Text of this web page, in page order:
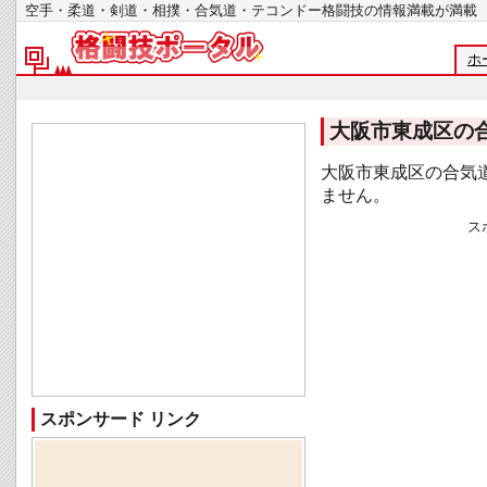
空手・柔道・剣道・相撲・合気道・テコンドー格闘技の情報満載が
ホ
大阪市東成区の
大阪市東成区の合気
ません。
ス
スポンサード リンク